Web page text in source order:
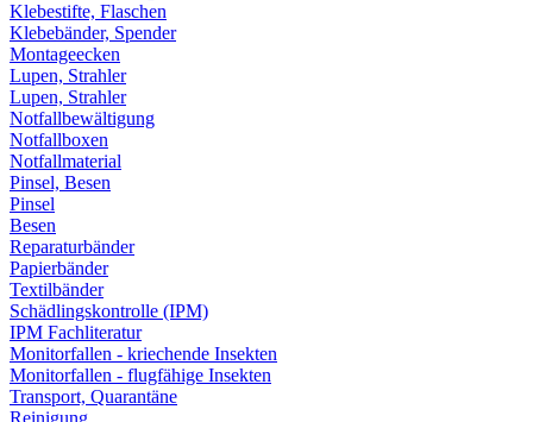
Klebestifte, Flaschen
Klebebänder, Spender
Montageecken
Lupen, Strahler
Lupen, Strahler
Notfallbewältigung
Notfallboxen
Notfallmaterial
Pinsel, Besen
Pinsel
Besen
Reparaturbänder
Papierbänder
Textilbänder
Schädlingskontrolle (IPM)
IPM Fachliteratur
Monitorfallen - kriechende Insekten
Monitorfallen - flugfähige Insekten
Transport, Quarantäne
Reinigung